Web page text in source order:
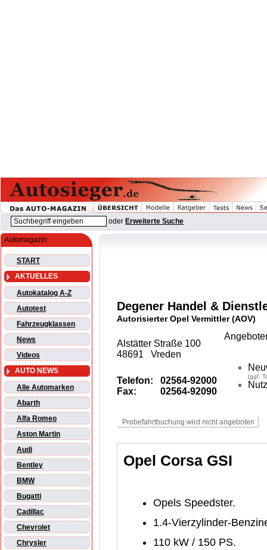
oder Erweiterte Suche
Automagazin
START
AKTUELLES
Autokatalog A-Z
Autotest
Fahrzeugklassen
News
Videos
AUTO NEWS
Alle Automarken
Abarth
Alfa Romeo
Aston Martin
Audi
Bentley
BMW
Bugatti
Cadillac
Chevrolet
Chrysler
Degener Handel &
Autorisierter Opel Vermittler (AOV)
Alstätter Straße 100
48691 Vreden
Telefon: 02564-92000
Fax:
02564-92090
(ggf.
Opel Corsa GSI
Opels Speedster.
1.4-Vierzylinder-
110 kW / 150 PS.